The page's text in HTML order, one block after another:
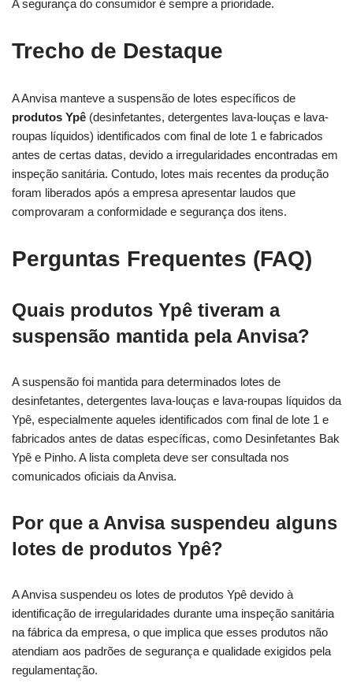
A segurança do consumidor é sempre a prioridade.
Trecho de Destaque
A Anvisa manteve a suspensão de lotes específicos de
produtos Ypê (desinfetantes, detergentes lava-louças e lava-
roupas líquidos) identificados com final de lote 1 e fabricados
antes de certas datas, devido a irregularidades encontradas em
inspeção sanitária. Contudo, lotes mais recentes da produção
foram liberados após a empresa apresentar laudos que
comprovaram a conformidade e segurança dos itens.
Perguntas Frequentes (FAQ)
Quais produtos Ypê tiveram a
suspensão mantida pela Anvisa?
A suspensão foi mantida para determinados lotes de
desinfetantes, detergentes lava-louças e lava-roupas líquidos da
Ypê, especialmente aqueles identificados com final de lote 1 e
fabricados antes de datas específicas, como Desinfetantes Bak
Ypê e Pinho. A lista completa deve ser consultada nos
comunicados oficiais da Anvisa.
Por que a Anvisa suspendeu alguns
lotes de produtos Ypê?
A Anvisa suspendeu os lotes de produtos Ypê devido à
identificação de irregularidades durante uma inspeção sanitária
na fábrica da empresa, o que implica que esses produtos não
atendiam aos padrões de segurança e qualidade exigidos pela
regulamentação.